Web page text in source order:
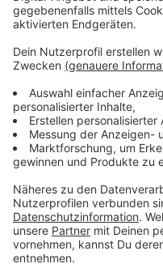
So bekommt ihr
Der kassenärztliche
zuverlässige erste
Unter der
eine erste
Weitere Infos zum
Videosprechstunde für